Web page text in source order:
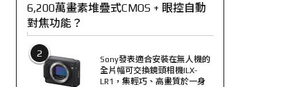
6,200萬畫素堆疊式CMOS + 眼控自動
對焦功能？
2
Sony發表適合安裝在無人機的
全片幅可交換鏡頭相機ILX-
LR1，集輕巧、高畫質於一身